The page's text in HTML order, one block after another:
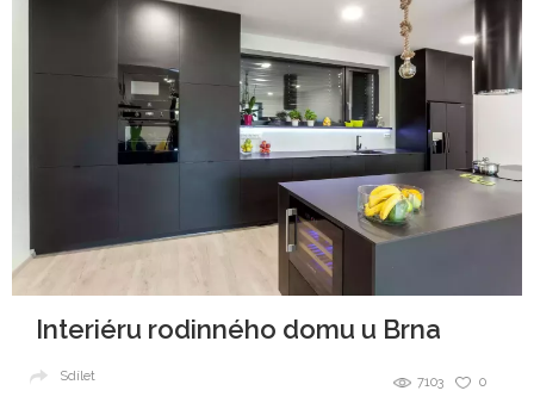
Interiéru rodinného domu u Brna
0
7103
Sdílet